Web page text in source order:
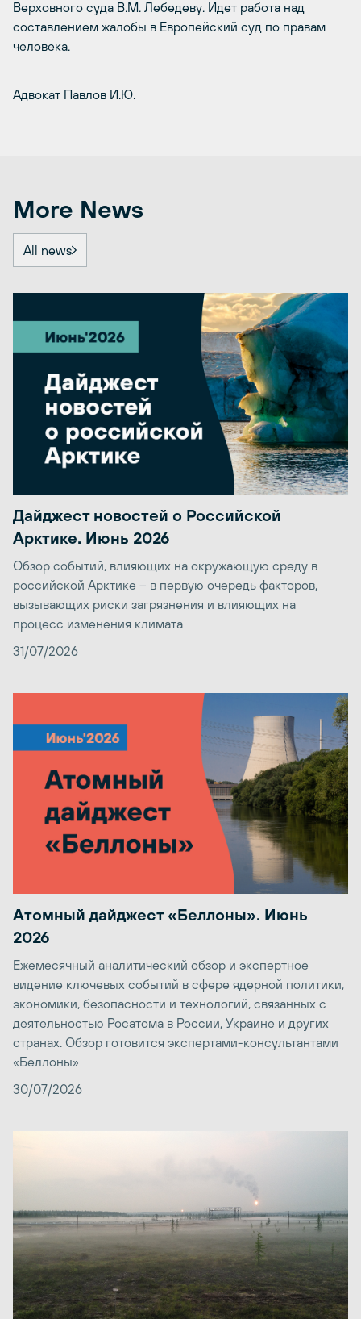
Верховного суда В.М. Лебедеву. Идет работа над
составлением жалобы в Европейский суд по правам
человека.
Адвокат Павлов И.Ю.
More News
All news
Дайджест новостей о Российской
Арктике. Июнь 2026
Обзор событий, влияющих на окружающую среду в
российской Арктике – в первую очередь факторов,
вызывающих риски загрязнения и влияющих на
процесс изменения климата
31/07/2026
Атомный дайджест «Беллоны». Июнь
2026
Ежемесячный аналитический обзор и экспертное
видение ключевых событий в сфере ядерной политики,
экономики, безопасности и технологий, связанных с
деятельностью Росатома в России, Украине и других
странах. Обзор готовится экспертами-консультантами
«Беллоны»
30/07/2026